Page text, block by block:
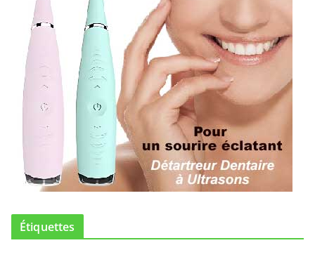
Étiquettes